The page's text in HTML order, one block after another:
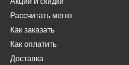
Рассчитать меню
Как заказать
Как оплатить
Доставка